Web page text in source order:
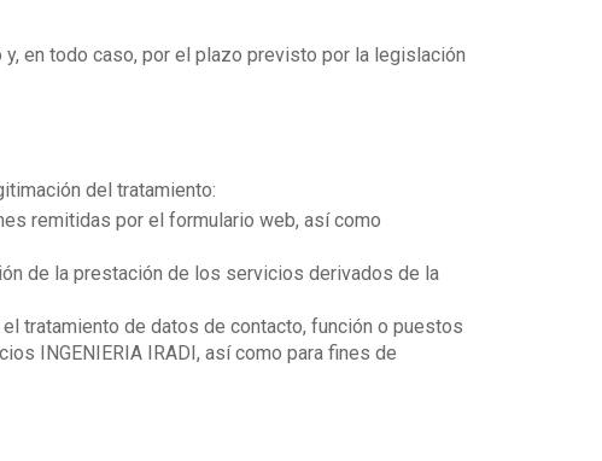
en todo caso, por el plazo previsto por la legislación
del tratamiento:
remitidas por el formulario web, así como
de la prestación de los servicios derivados de la
tratamiento de datos de contacto, función o puestos
INGENIERIA IRADI, así como para fines de